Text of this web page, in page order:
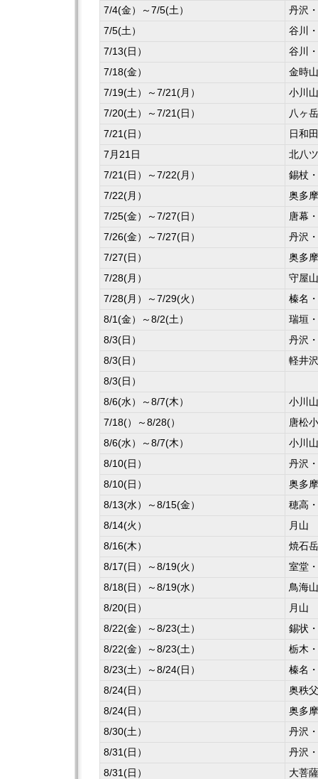
7/4(金）～7/5(土）
丹沢
7/5(土）
谷川
7/13(日）
谷川
7/18(金）
金時
7/19(土）～7/21(月）
小川山
7/20(土）～7/21(日）
八ヶ
7/21(日）
日和田
7月21日
北八
7/21(日）～7/22(月）
錫杖
7/22(月）
奥多
7/25(金）～7/27(日）
唐幕
7/26(金）～7/27(日）
丹沢
7/27(日）
奥多
7/28(月）
守屋山
7/28(月）～7/29(火）
榛名
8/1(金）～8/2(土）
瑞垣
8/3(日）
丹沢
8/3(日）
軽井
8/3(日）
8/6(水）～8/7(木）
小川山
7/18(）～8/28(）
唐松
8/6(水）～8/7(木）
小川山
8/10(日）
丹沢
8/10(日）
奥多
8/13(水）～8/15(金）
穂高
8/14(火）
月山
8/16(木）
焼石岳
8/17(日）～8/19(火）
室堂
8/18(日）～8/19(水）
鳥海山
8/20(日）
月山
8/22(金）～8/23(土）
錫状
8/22(金）～8/23(土）
栃木
8/23(土）～8/24(日）
榛名
8/24(日）
奥秩
8/24(日）
奥多
8/30(土）
丹沢
8/31(日）
丹沢
8/31(日）
大菩